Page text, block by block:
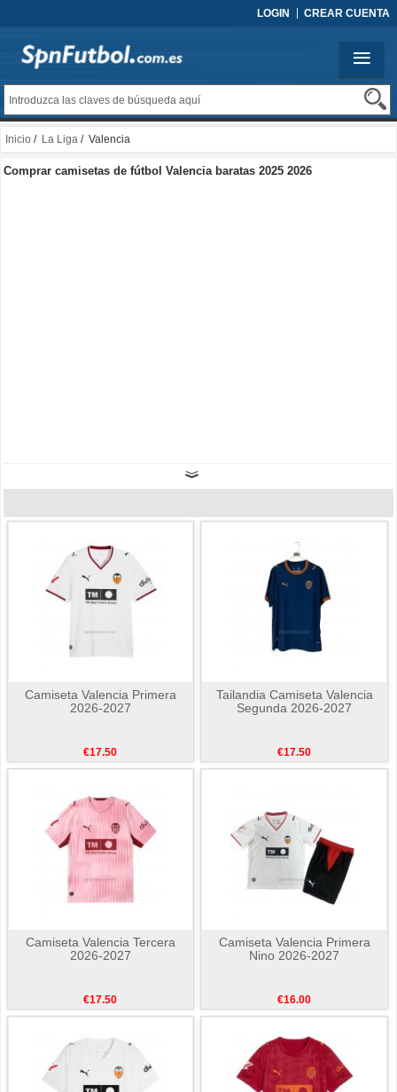
LOGIN CREAR CUENTA
Inicio / La Liga / Valencia
Comprar camisetas de fútbol Valencia baratas 2025 2026
Camiseta Valencia Primera
2026-2027
€17.50
Tailandia Camiseta Valencia
Segunda 2026-2027
€17.50
Camiseta Valencia Tercera
2026-2027
€17.50
Camiseta Valencia Primera
Nino 2026-2027
€16.00